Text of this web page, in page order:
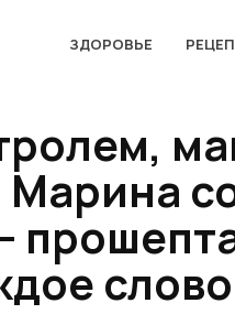
ЗДОРОВЬЕ
слово